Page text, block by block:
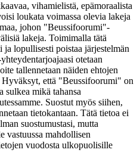
vihamielistä, epämoraalista
loukata voimassa olevia lakeja
maa, johon "Beussifoorumi"-
lakeja. Toimimalla tätä
lopullisesti poistaa järjestelmän
otetaan
tallennetaan näiden ehtojen
että "Beussifoorumi" on
sulkea mikä tahansa
Suostut myös siihen,
tietokantaan. Tätä tietoa ei
suostumustasi, mutta
mahdollisen
vuodosta ulkopuolisille